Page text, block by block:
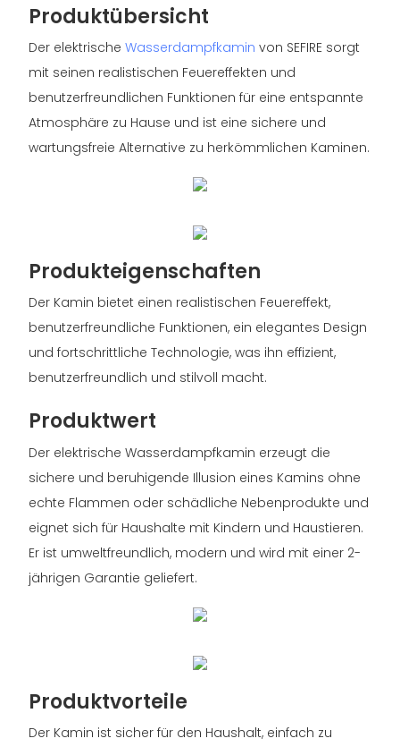
Produktübersicht
Der elektrische Wasserdampfkamin von SEFIRE sorgt
mit seinen realistischen Feuereffekten und
benutzerfreundlichen Funktionen für eine entspannte
Atmosphäre zu Hause und ist eine sichere und
wartungsfreie Alternative zu herkömmlichen Kaminen.
Produkteigenschaften
Der Kamin bietet einen realistischen Feuereffekt,
benutzerfreundliche Funktionen, ein elegantes Design
und fortschrittliche Technologie, was ihn effizient,
benutzerfreundlich und stilvoll macht.
Produktwert
Der elektrische Wasserdampfkamin erzeugt die
sichere und beruhigende Illusion eines Kamins ohne
echte Flammen oder schädliche Nebenprodukte und
eignet sich für Haushalte mit Kindern und Haustieren.
Er ist umweltfreundlich, modern und wird mit einer 2-
jährigen Garantie geliefert.
Produktvorteile
Der Kamin ist sicher für den Haushalt, einfach zu